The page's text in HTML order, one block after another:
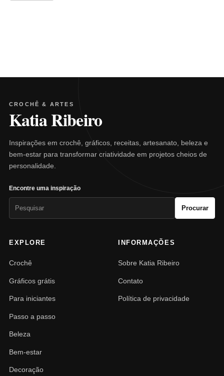
CROCHÊ & ARTES
Katia Ribeiro
Inspirações em crochê, gráficos, receitas, artesanato, beleza e
bem-estar para transformar criatividade em projetos cheios de
personalidade.
Encontre uma inspiração
Procurar
EXPLORE
Crochê
Gráficos grátis
Para iniciantes
Passo a passo
Beleza
Bem-estar
Decoração
INFORMAÇÕES
Sobre Katia Ribeiro
Contato
Política de privacidade